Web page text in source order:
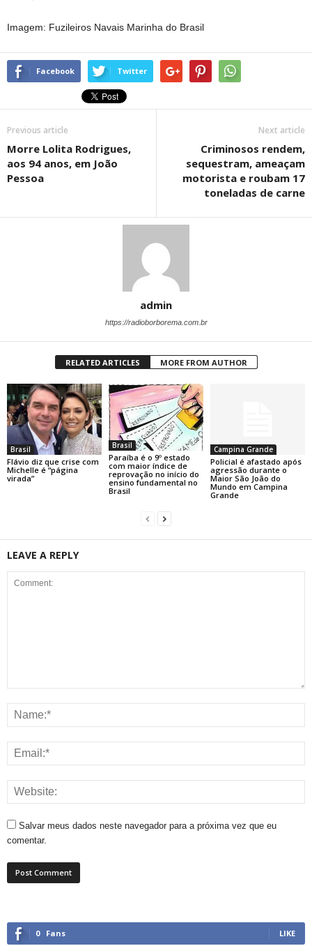
Imagem: Fuzileiros Navais Marinha do Brasil
Facebook Twitter
Previous article
Morre Lolita Rodrigues,
aos 94 anos, em João
Pessoa
Next article
Criminosos rendem,
sequestram, ameaçam
motorista e roubam 17
toneladas de carne
admin
https://radioborborema.com.br
RELATED ARTICLES MORE FROM AUTHOR
Brasil
Flávio diz que crise com
Michelle é “página
virada”
Brasil
Paraíba é o 9º estado
com maior índice de
reprovação no início do
ensino fundamental no
Brasil
Campina Grande
Policial é afastado após
agressão durante o
Maior São João do
Mundo em Campina
Grande
LEAVE A REPLY
Salvar meus dados neste navegador para a próxima vez que eu
comentar.
0 Fans LIKE